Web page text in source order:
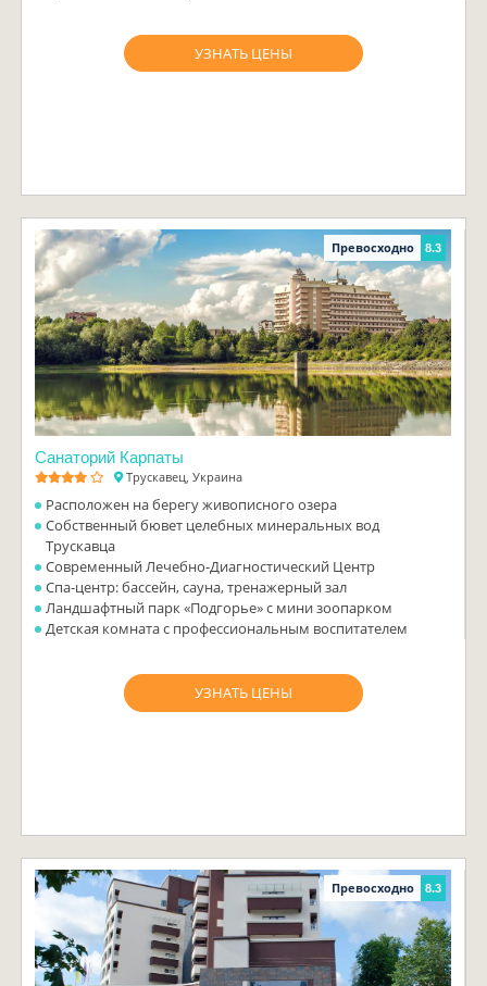
УЗНАТЬ ЦЕНЫ
Превосходно 8.3
Санаторий Карпаты
Трускавец, Украина
Расположен на берегу живописного озера
Собственный бювет целебных минеральных вод
Трускавца
Современный Лечебно-Диагностический Центр
Спа-центр: бассейн, сауна, тренажерный зал
Ландшафтный парк «Подгорье» с мини зоопарком
Детская комната с профессиональным воспитателем
УЗНАТЬ ЦЕНЫ
Превосходно 8.3